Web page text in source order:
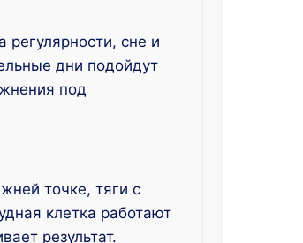
сне и
дни подойдут
под
точке, тяги с
клетка работают
результат.